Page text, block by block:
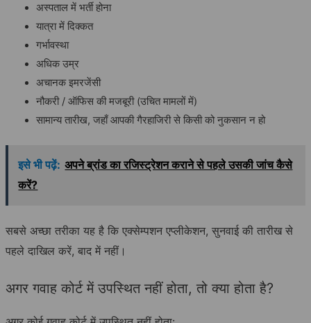
अस्पताल में भर्ती होना
यात्रा में दिक्कत
गर्भावस्था
अधिक उम्र
अचानक इमरजेंसी
नौकरी / ऑफिस की मजबूरी (उचित मामलों में)
सामान्य तारीख, जहाँ आपकी गैरहाजिरी से किसी को नुकसान न हो
इसे भी पढ़ें: अपने ब्रांड का रजिस्ट्रेशन कराने से पहले उसकी जांच कैसे
करें?
सबसे अच्छा तरीका यह है कि एक्सेम्पशन एप्लीकेशन, सुनवाई की तारीख से
पहले दाखिल करें, बाद में नहीं।
अगर गवाह कोर्ट में उपस्थित नहीं होता, तो क्या होता है?